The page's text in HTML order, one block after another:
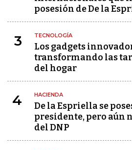
posesión de De la
3 TECNOLOGÍA
Los gadgets
transformando las
del hogar
4 HACIENDA
De la Espriella se
presidente, pero aún
del DNP